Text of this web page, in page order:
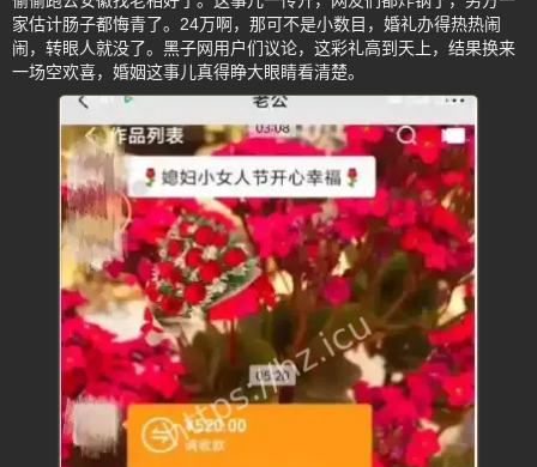
家估计肠子都悔青了。24万啊，那可不是小数目，婚礼办得热热闹
闹，转眼人就没了。黑子网用户们议论，这彩礼高到天上，结果换来
一场空欢喜，婚姻这事儿真得睁大眼睛看清楚。